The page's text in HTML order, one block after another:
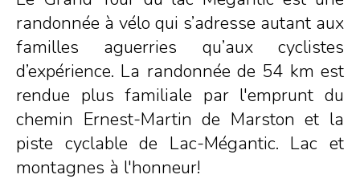
randonnée à vélo qui s’adresse autant aux
familles aguerries qu’aux cyclistes
d’expérience. La randonnée de 54 km est
rendue plus familiale par l'emprunt du
chemin Ernest-Martin de Marston et la
piste cyclable de Lac-Mégantic. Lac et
montagnes à l'honneur!